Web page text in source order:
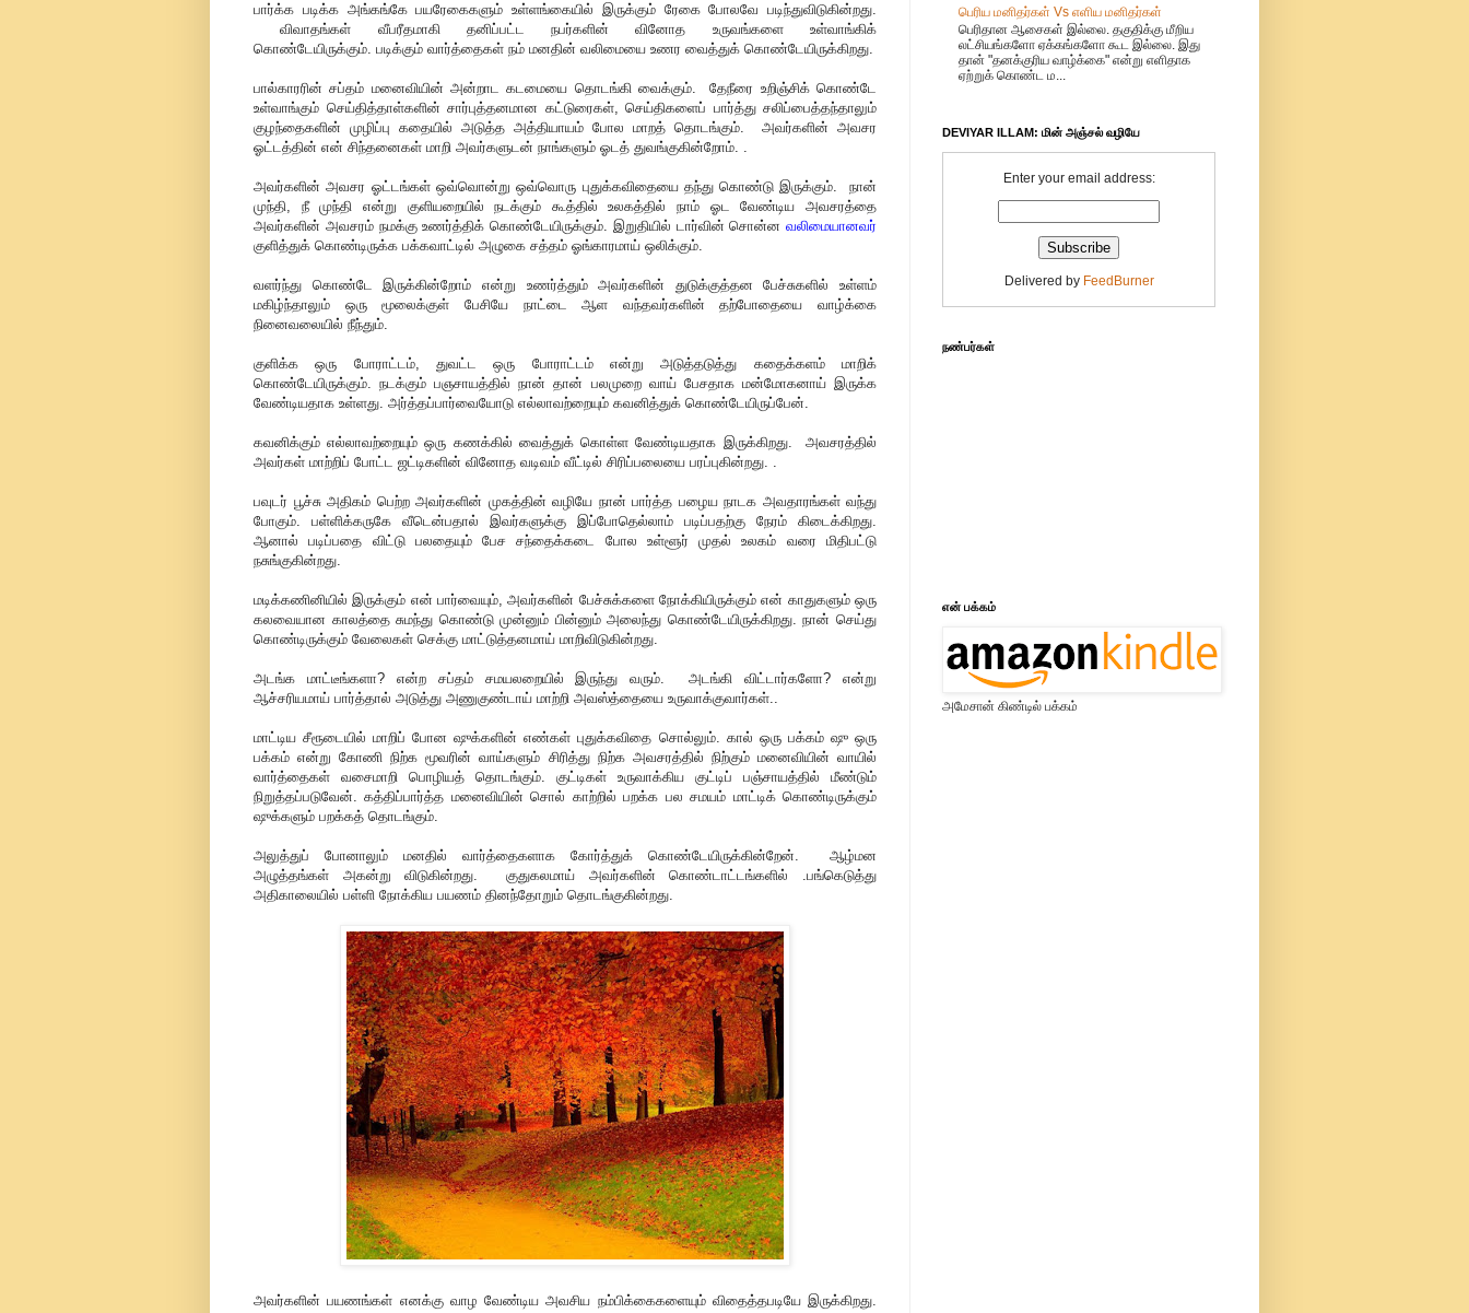
பார்க்க படிக்க அங்கங்கே பயரேகைகளும் உள்ளங்கையில் இருக்கும் ரேகை போலவே படிந்துவிடுகின்றது.
விவாதங்கள் வீபரீதமாகி தனிப்பட்ட நபர்களின் வினோத உருவங்களை உள்வாங்கிக்
கொண்டேயிருக்கும். படிக்கும் வார்த்தைகள் நம் மனதின் வலிமையை உணர வைத்துக் கொண்டேயிருக்கிறது.
பால்காரரின் சப்தம் மனைவியின் அன்றாட கடமையை தொடங்கி வைக்கும். தேநீரை உறிஞ்சிக் கொண்டே
உள்வாங்கும் செய்தித்தாள்களின் சார்புத்தனமான கட்டுரைகள், செய்திகளைப் பார்த்து சலிப்பைத்தந்தாலும்
குழந்தைகளின் முழிப்பு கதையில் அடுத்த அத்தியாயம் போல மாறத் தொடங்கும். அவர்களின் அவசர
ஓட்டத்தின் என் சிந்தனைகள் மாறி அவர்களுடன் நாங்களும் ஓடத் துவங்குகின்றோம். .
அவர்களின் அவசர ஓட்டங்கள் ஒவ்வொன்று ஒவ்வொரு புதுக்கவிதையை தந்து கொண்டு இருக்கும். நான்
முந்தி, நீ முந்தி என்று குளியறையில் நடக்கும் கூத்தில் உலகத்தில் நாம் ஓட வேண்டிய அவசரத்தை
அவர்களின் அவசரம் நமக்கு உணர்த்திக் கொண்டேயிருக்கும். இறுதியில் டார்வின் சொன்ன வலிமையானவர்
குளித்துக் கொண்டிருக்க பக்கவாட்டில் அழுகை சத்தம் ஓங்காரமாய் ஒலிக்கும்.
வளர்ந்து கொண்டே இருக்கின்றோம் என்று உணர்த்தும் அவர்களின் துடுக்குத்தன பேச்சுகளில் உள்ளம்
மகிழ்ந்தாலும் ஒரு மூலைக்குள் பேசியே நாட்டை ஆள வந்தவர்களின் தற்போதையை வாழ்க்கை
நினைவலையில் நீந்தும்.
குளிக்க ஒரு போராட்டம், துவட்ட ஒரு போராட்டம் என்று அடுத்தடுத்து கதைக்களம் மாறிக்
கொண்டேயிருக்கும். நடக்கும் பஞசாயத்தில் நான் தான் பலமுறை வாய் பேசதாக மன்மோகனாய் இருக்க
வேண்டியதாக உள்ளது. அர்த்தப்பார்வையோடு எல்லாவற்றையும் கவனித்துக் கொண்டேயிருப்பேன்.
கவனிக்கும் எல்லாவற்றையும் ஒரு கணக்கில் வைத்துக் கொள்ள வேண்டியதாக இருக்கிறது. அவசரத்தில்
அவர்கள் மாற்றிப் போட்ட ஜட்டிகளின் வினோத வடிவம் வீட்டில் சிரிப்பலையை பரப்புகின்றது. .
பவுடர் பூச்சு அதிகம் பெற்ற அவர்களின் முகத்தின் வழியே நான் பார்த்த பழைய நாடக அவதாரங்கள் வந்து
போகும். பள்ளிக்கருகே வீடென்பதால் இவர்களுக்கு இப்போதெல்லாம் படிப்பதற்கு நேரம் கிடைக்கிறது.
ஆனால் படிப்பதை விட்டு பலதையும் பேச சந்தைக்கடை போல உள்ளூர் முதல் உலகம் வரை மிதிபட்டு
நசுங்குகின்றது.
மடிக்கணினியில் இருக்கும் என் பார்வையும், அவர்களின் பேச்சுக்களை நோக்கியிருக்கும் என் காதுகளும் ஒரு
கலவையான காலத்தை சுமந்து கொண்டு முன்னும் பின்னும் அலைந்து கொண்டேயிருக்கிறது. நான் செய்து
கொண்டிருக்கும் வேலைகள் செக்கு மாட்டுத்தனமாய் மாறிவிடுகின்றது.
அடங்க மாட்டீங்களா? என்ற சப்தம் சமயலறையில் இருந்து வரும். அடங்கி விட்டார்களோ? என்று
ஆச்சரியமாய் பார்த்தால் அடுத்து அணுகுண்டாய் மாற்றி அவஸ்த்தையை உருவாக்குவார்கள்..
மாட்டிய சீரூடையில் மாறிப் போன ஷுக்களின் எண்கள் புதுக்கவிதை சொல்லும். கால் ஒரு பக்கம் ஷு ஒரு
பக்கம் என்று கோணி நிற்க மூவரின் வாய்களும் சிரித்து நிற்க அவசரத்தில் நிற்கும் மனைவியின் வாயில்
வார்த்தைகள் வசைமாறி பொழியத் தொடங்கும். குட்டிகள் உருவாக்கிய குட்டிப் பஞ்சாயத்தில் மீண்டும்
நிறுத்தப்படுவேன். கத்திப்பார்த்த மனைவியின் சொல் காற்றில் பறக்க பல சமயம் மாட்டிக் கொண்டிருக்கும்
ஷுக்களும் பறக்கத் தொடங்கும்.
அலுத்துப் போனாலும் மனதில் வார்த்தைகளாக கோர்த்துக் கொண்டேயிருக்கின்றேன். ஆழ்மன
அழுத்தங்கள் அகன்று விடுகின்றது. குதுகலமாய் அவர்களின் கொண்டாட்டங்களில் .பங்கெடுத்து
அதிகாலையில் பள்ளி நோக்கிய பயணம் தினந்தோறும் தொடங்குகின்றது.
அவர்களின் பயணங்கள் எனக்கு வாழ வேண்டிய அவசிய நம்பிக்கைகளையும் விதைத்தபடியே இருக்கிறது.
பெரிய மனிதர்கள் Vs எளிய மனிதர்கள்
பெரிதான ஆசைகள் இல்லை. தகுதிக்கு மீறிய
லட்சியங்களோ ஏக்கங்களோ கூட இல்லை. இது
தான் "தனக்குரிய வாழ்க்கை" என்று எளிதாக
ஏற்றுக் கொண்ட ம...
DEVIYAR ILLAM: மின் அஞ்சல் வழியே
Enter your email address:
Delivered by FeedBurner
நண்பர்கள்
என் பக்கம்
அமேசான் கிண்டில் பக்கம்